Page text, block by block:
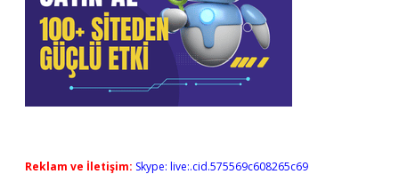
Reklam ve İletişim: Skype: live:.cid.575569c608265c69